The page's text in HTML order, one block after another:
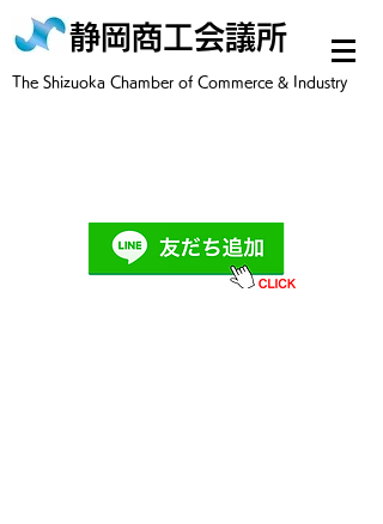
静岡商工会議所
​The Shizuoka Chamber of Commerce & Industry